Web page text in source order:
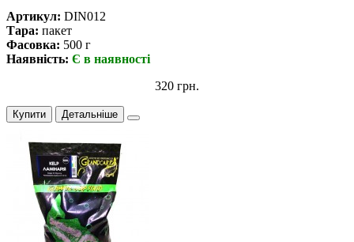
Артикул: DIN012
Тара: пакет
Фасовка: 500 г
Наявність: Є в наявності
320 грн.
Купити Детальніше